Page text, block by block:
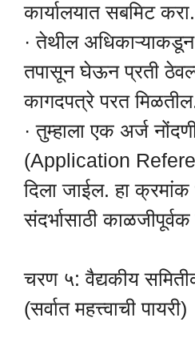
कार्यालयात सबमिट करा.
· तेथील
तपासून घेऊन प्रती
कागदपत्रे परत
· तुम्हाला एक अर्ज
(Application
दिला जाईल. हा क्रमांक
संदर्भासाठी
चरण ५: वैद्यकीय
(सर्वात महत्त्वाची पायरी)